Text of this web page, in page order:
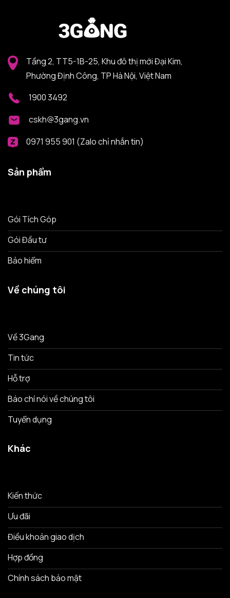
Tầng 2, TT5-1B-25, Khu đô thị mới Đại Kim,
Phường Định Công, TP Hà Nội, Việt Nam
1900 3492
cskh@3gang.vn
0971 955 901 (Zalo chỉ nhắn tin)
Sản phẩm
Gói Tích Góp
Gói Đầu tư
Bảo hiểm
Về chúng tôi
Về 3Gang
Tin tức
Hỗ trợ
Báo chí nói về chúng tôi
Tuyển dụng
Khác
Kiến thức
Ưu đãi
Điều khoản giao dịch
Hợp đồng
Chính sách bảo mật